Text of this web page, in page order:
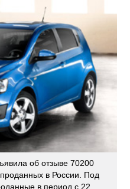
об отзыве 70200
в России. Под
в период с 22